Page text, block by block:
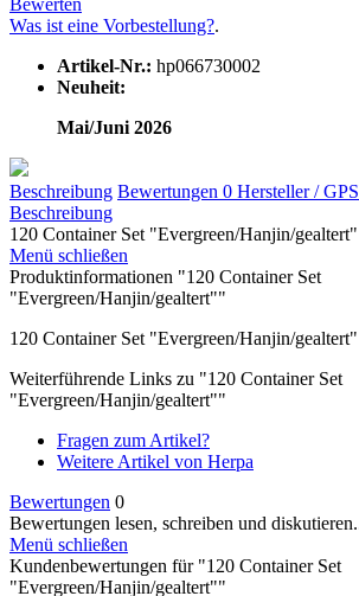
Was ist eine Vorbestellung?.
Artikel-Nr.: hp066730002
Neuheit:
Mai/Juni 2026
Beschreibung Bewertungen 0 Hersteller /
Beschreibung
120 Container Set "Evergreen/Hanjin/gealtert"
Menü schließen
Produktinformationen "120 Container Set
"Evergreen/Hanjin/gealtert""
120 Container Set "Evergreen/Hanjin/gealtert"
Weiterführende Links zu "120 Container Set
"Evergreen/Hanjin/gealtert""
Fragen zum Artikel?
Weitere Artikel von Herpa
Bewertungen 0
Bewertungen lesen, schreiben und
Menü schließen
Kundenbewertungen für "120 Container Set
"Evergreen/Hanjin/gealtert""